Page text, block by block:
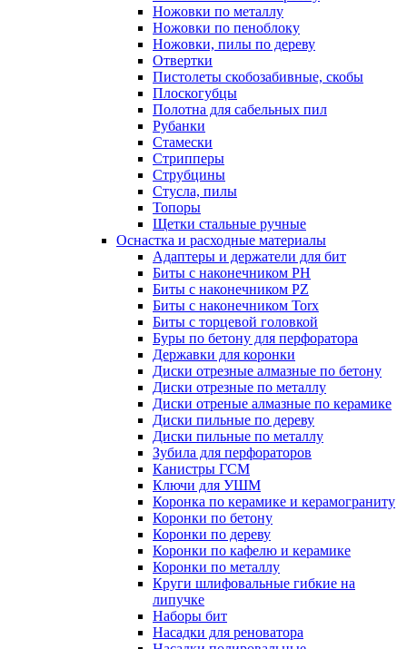
Ножовки по металлу
Ножовки по пеноблоку
Ножовки, пилы по дереву
Отвертки
Пистолеты скобозабивные, скобы
Плоскогубцы
Полотна для сабельных пил
Рубанки
Стамески
Стрипперы
Струбцины
Стусла, пилы
Топоры
Щетки стальные ручные
Оснастка и расходные материалы
Адаптеры и держатели для бит
Биты с наконечником PH
Биты с наконечником PZ
Биты с наконечником Torx
Биты с торцевой головкой
Буры по бетону для перфоратора
Державки для коронки
Диски отрезные алмазные по бетону
Диски отрезные по металлу
Диски отреные алмазные по керамике
Диски пильные по дереву
Диски пильные по металлу
Зубила для перфораторов
Канистры ГСМ
Ключи для УШМ
Коронка по керамике и керамограниту
Коронки по бетону
Коронки по дереву
Коронки по кафелю и керамике
Коронки по металлу
Круги шлифовальные гибкие на
липучке
Наборы бит
Насадки для реноватора